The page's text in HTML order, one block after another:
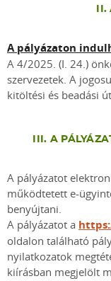
A pályázaton
A 4/2025. (I. 24.)
szervezetek. A
kitöltési és beadási
III. A
A pályázatot
működtetett e-
benyújtani.
A pályázatot a
oldalon található
nyilatkozatok
kiírásban megjelölt